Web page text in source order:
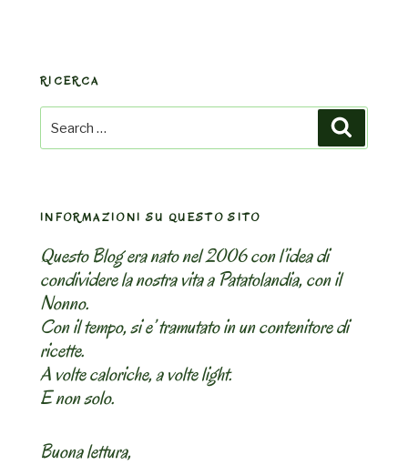
RICERCA
Search
for:
INFORMAZIONI SU QUESTO SITO
Questo Blog era nato nel 2006 con l’idea di
condividere la nostra vita a Patatolandia, con il
Nonno.
Con il tempo, si e’ tramutato in un contenitore di
ricette.
A volte caloriche, a volte light.
E non solo.
Buona lettura,